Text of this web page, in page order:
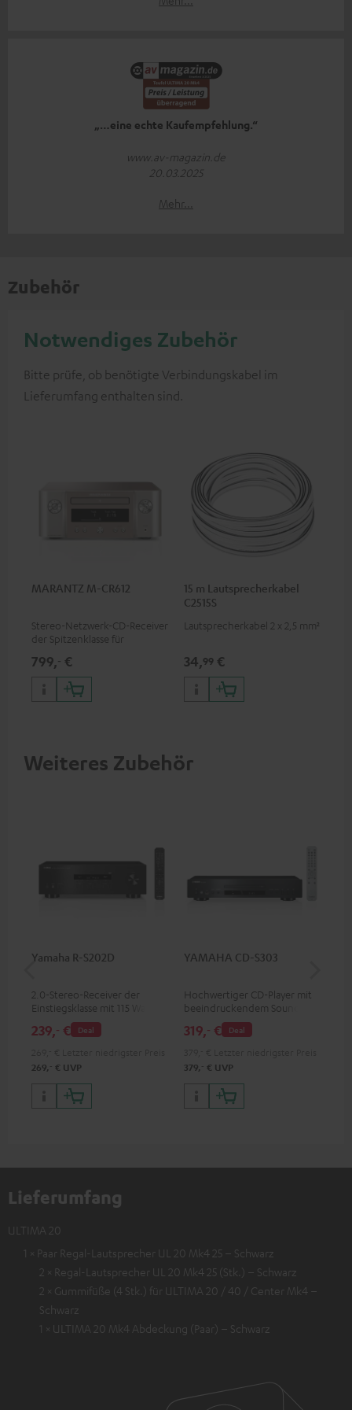
„…eine echte Kaufempfehlung.“
www.av-magazin.de
20.03.2025
Mehr...
Zubehör
Notwendiges Zubehör
Bitte prüfe, ob benötigte Verbindungskabel im
Lieferumfang enthalten sind.
MARANTZ M-CR612
Stereo-Netzwerk-CD-Receiver
der Spitzenklasse für
kleinere Räume
799,‐ €
15 m Lautsprecherkabel
C2515S
Lautsprecherkabel 2 x 2,5 mm²
34,99 €
Weiteres Zubehör
Yamaha R-S202D
2.0-Stereo-Receiver der
Einstiegsklasse mit 115 Watt
pro Kanal an 4 Ohm (bei 1
kHz, 0.7 % THD)
Deal
239,‐ €
269, ‐ € UVP
YAMAHA CD-S303
Hochwertiger CD-Player mit
beeindruckendem Sound und
wertiger Verarbeitung
Deal
319,‐ €
379, ‐ € UVP
Lieferumfang
ULTIMA 20
1 × Paar Regal-Lautsprecher UL 20 Mk4 25 – Schwarz
2 × Regal-Lautsprecher UL 20 Mk4 25 (Stk.) – Schwarz
2 × Gummifüße (4 Stk.) für ULTIMA 20 / 40 / Center Mk4 –
Schwarz
1 × ULTIMA 20 Mk4 Abdeckung (Paar) – Schwarz